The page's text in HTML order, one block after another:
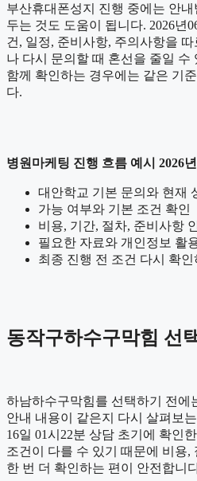
부산휴대폰성지 진행 중에는 안
두는 것도 도움이 됩니다. 2026년
건, 일정, 준비사항, 주의사항을
나 다시 문의할 때 혼선을 줄일 수
함께 확인하는 경우에는 같은 기
다.
병원마케팅 진행 흐름 예시 2026
대안학교 기본 문의와 현재
가능 여부와 기본 조건 확인
비용, 기간, 절차, 준비사항
필요한 자료와 개인정보 활
최종 진행 전 조건 다시 확인
동작구하수구막힘 선
하남하수구막힘를 선택하기 전에
안내 내용이 같은지 다시 살펴보
16일 01시22분 상담 초기에 확인
조건이 다를 수 있기 때문에 비용,
한 번 더 확인하는 편이 안전합니